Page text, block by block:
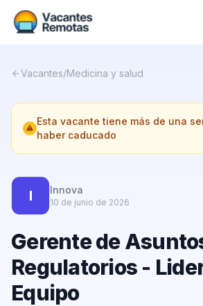
Nosotros
Contacto
Calculadora Freelance
Vacantes/Medicina y salud
Esta vacante tiene más de una
haber caducado
I Innova
10 de junio de 2026
Gerente de
Regulatorios -
Equipo